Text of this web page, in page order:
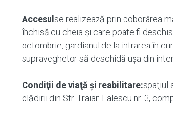
Accesul se realizează prin coborârea
închisă cu cheia şi care poate fi
octombrie, gardianul de la intrarea în
supraveghetor să deschidă uşa din
Condiţii de viaţă şi reabilitare:spaţiul
clădirii din Str. Traian Lalescu nr. 3,